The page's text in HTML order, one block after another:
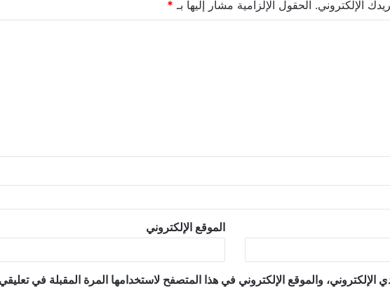
الإلكتروني. الحقول الإلزامية مشار إليها بـ *
الموقع الإلكتروني
والموقع الإلكتروني في هذا المتصفح لاستخدامها المرة المقبلة في